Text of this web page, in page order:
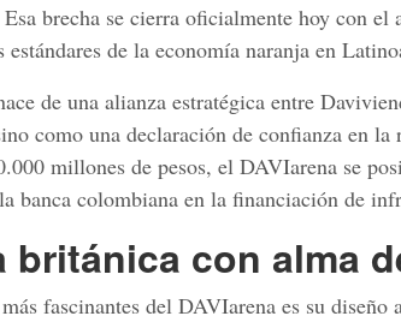
brecha se cierra oficialmente hoy con el
de la economía naranja en
de una alianza estratégica entre
como una declaración de confianza en
millones de pesos, el DAVIarena se
banca colombiana en la financiación de
británica con alma
fascinantes del DAVIarena es su